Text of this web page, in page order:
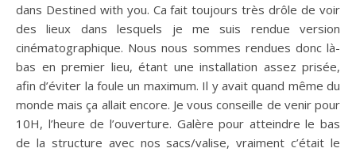
dans Destined with you. Ca fait toujours très drôle de voir
des lieux dans lesquels je me suis rendue version
cinématographique. Nous nous sommes rendues donc là-
bas en premier lieu, étant une installation assez prisée,
afin d’éviter la foule un maximum. Il y avait quand même du
monde mais ça allait encore. Je vous conseille de venir pour
10H, l’heure de l’ouverture. Galère pour atteindre le bas
de la structure avec nos sacs/valise, vraiment c’était le